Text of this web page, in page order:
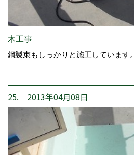
木工事
鋼製束もしっかりと施工しています。
25. 2013年04月08日